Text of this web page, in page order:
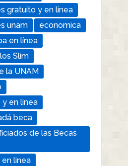
gratuito y en linea
unam
economica
en línea
Slim
la UNAM
y en linea
beca
de las Becas
en linea